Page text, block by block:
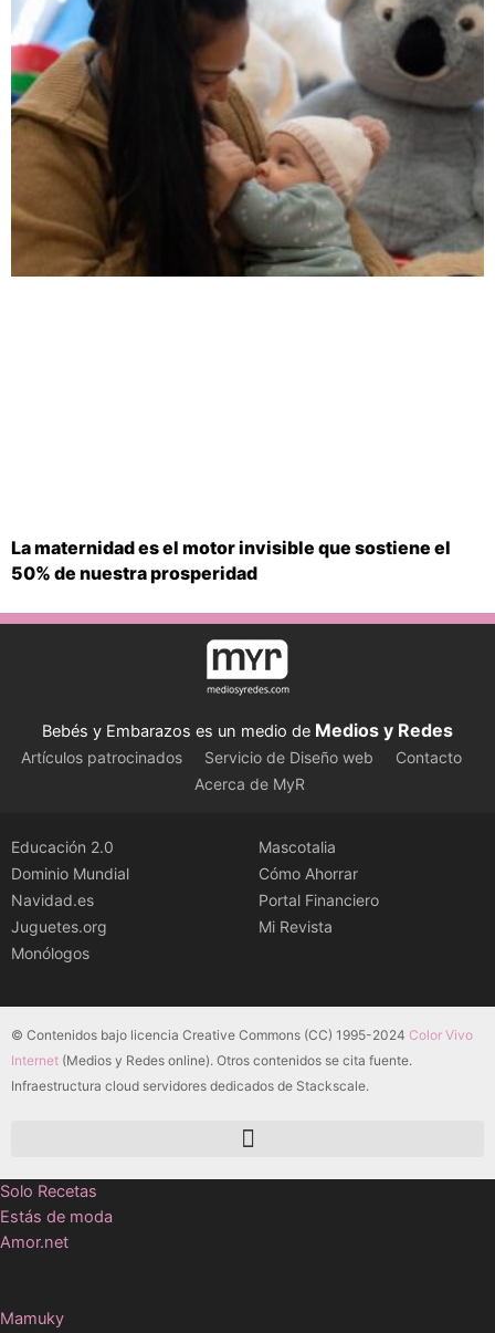
La maternidad es el motor invisible que sostiene el
50% de nuestra prosperidad
Bebés y Embarazos es un medio de Medios y Redes
Artículos patrocinados Servicio de Diseño web
Contacto
Acerca de MyR
Educación 2.0
Dominio Mundial
Navidad.es
Juguetes.org
Monólogos
Mascotalia
Cómo Ahorrar
Portal Financiero
Mi Revista
© Contenidos bajo licencia Creative Commons (CC) 1995-2024 Color Vivo
Internet (Medios y Redes online). Otros contenidos se cita fuente.
Infraestructura cloud servidores dedicados de Stackscale.
Solo Recetas
Estás de moda
Amor.net
Mamuky